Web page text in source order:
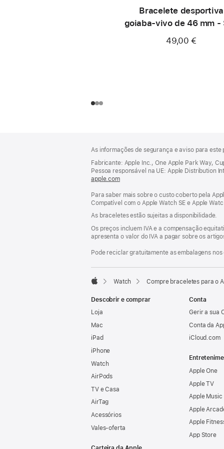
Bracelete desportiva
goiaba‑vivo de 46 mm -
49,00 €
de
rodapé
As informações de segurança e aviso para
Fabricante: Apple Inc., One Apple Park Way,
Pessoa responsável na UE: Apple Distribution
apple.com(abre
nova
janela)
Para saber mais sobre o custo coberto pela
Compatível com o Apple Watch SE e Apple
As braceletes estão sujeitas a disponibilidade.
Os preços incluem IVA e a compensação
apresenta o valor do IVA a pagar sobre os
Pode reciclar gratuitamente as embalagens
Watch Compre braceletes para o
Descobrir e comprar
Loja
Mac
iPad
iPhone
Watch
AirPods
TV e Casa
AirTag
Acessórios
Vales‑oferta
Conta
Gerir a sua
Conta da
iCloud.com
Apple One
Apple TV
Apple Music
Apple
Apple
App Store